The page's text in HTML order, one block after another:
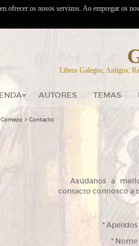
Libros Galegos, Antigos,
AUTORES TEMAS
Comezo > Contacto
Axúdanos a
contacto connosco a
* Apelidos
* Nome
ofrecer os nosos servizos. Ao empregar os